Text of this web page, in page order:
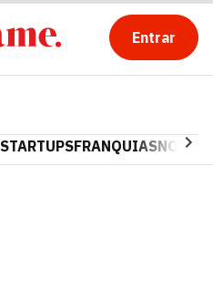
Entrar
STARTUPSFRANQUIAS